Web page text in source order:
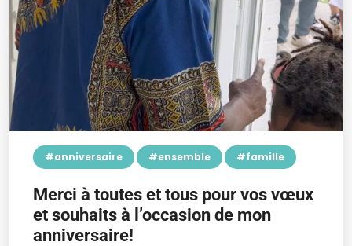
#anniversaire #ensemble #famille
Merci à toutes et tous pour vos vœux
et souhaits à l’occasion de mon
anniversaire!